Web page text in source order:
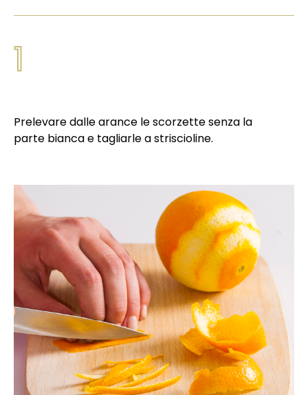
1
Prelevare dalle arance le scorzette senza la
parte bianca e tagliarle a striscioline.